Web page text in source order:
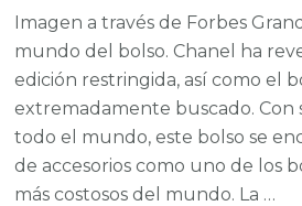
Imagen a través de Forbes
mundo del bolso. Chanel ha
edición restringida, así como el
extremadamente buscado. Con
todo el mundo, este bolso se
de accesorios como uno de los
más costosos del mundo. La …